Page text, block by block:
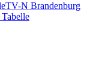
TV-N Brandenburg